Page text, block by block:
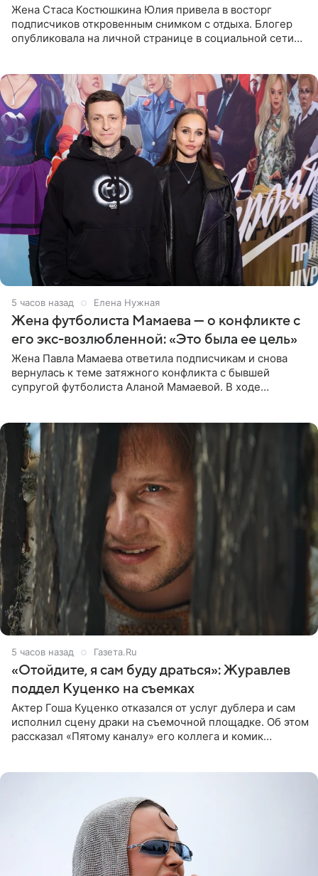
Жена Стаса Костюшкина Юлия привела в восторг
подписчиков откровенным снимком с отдыха. Блогер
опубликовала на личной странице в социальной сети
5 часов назад Елена Нужная
Жена футболиста Мамаева — о конфликте с
его экс-возлюбленной: «Это была ее цель»
Жена Павла Мамаева ответила подписчикам и снова
вернулась к теме затяжного конфликта с бывшей
супругой футболиста Аланой Мамаевой. В ходе
5 часов назад Газета.Ru
«Отойдите, я сам буду драться»: Журавлев
поддел Куценко на съемках
Актер Гоша Куценко отказался от услуг дублера и сам
исполнил сцену драки на съемочной площадке. Об этом
рассказал «Пятому каналу» его коллега и комик